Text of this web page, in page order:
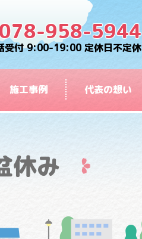
958-5944
受付 9:00-19:00 定休日不定休
施工事例 代表の想い
休み